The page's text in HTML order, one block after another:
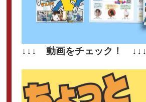
↓↓↓ 動画をチェック！ ↓↓↓
画
プ